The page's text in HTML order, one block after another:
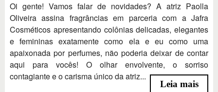
Oi gente! Vamos falar de novidades? A atriz Paolla
Oliveira assina fragrâncias em parceria com a Jafra
Cosméticos apresentando colônias delicadas, elegantes
e femininas exatamente como ela e eu como uma
apaixonada por perfumes, não poderia deixar de contar
aqui para vocês! O olhar envolvente, o sorriso
contagiante e o carisma único da atriz...
Leia mais